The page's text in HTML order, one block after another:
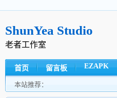
ShunYea Studio
老者工作室
首页 留言板 EZAPK
本站推荐：